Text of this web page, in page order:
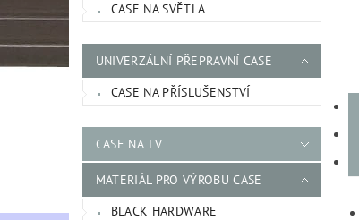
CASE NA SVĚTLA
UNIVERZÁLNÍ PŘEPRAVNÍ CASE
CASE NA PŘÍSLUŠENSTVÍ
CASE NA TV
MATERIÁL PRO VÝROBU CASE
BLACK HARDWARE